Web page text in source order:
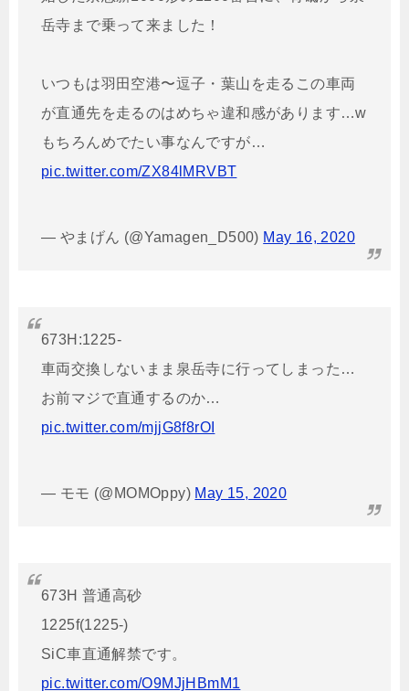
岳寺まで乗って来ました！
いつもは羽田空港〜逗子・葉山を走るこの車両
が直通先を走るのはめちゃ違和感があります…w
もちろんめでたい事なんですが…
pic.twitter.com/ZX84lMRVBT
— やまげん (@Yamagen_D500) May 16, 2020
673H:1225-
車両交換しないまま泉岳寺に行ってしまった…
お前マジで直通するのか…
pic.twitter.com/mjjG8f8rOI
— モモ (@MOMOppy) May 15, 2020
673H 普通高砂
1225f(1225-)
SiC車直通解禁です。
pic.twitter.com/O9MJjHBmM1